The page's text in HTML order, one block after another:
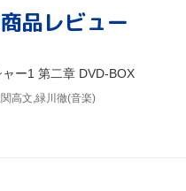
品レビュー
ー1 第二章 DVD-BOX
高文,緑川徹(音楽)